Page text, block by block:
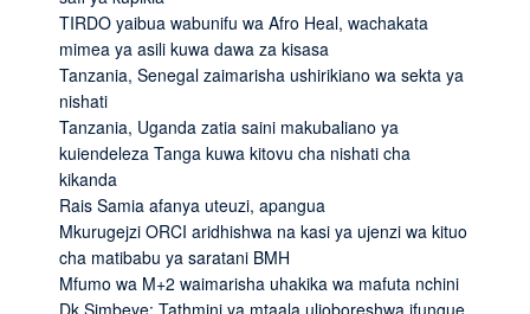
TIRDO yaibua wabunifu wa Afro Heal, wachakata
mimea ya asili kuwa dawa za kisasa
Tanzania, Senegal zaimarisha ushirikiano wa sekta ya
nishati
Tanzania, Uganda zatia saini makubaliano ya
kuiendeleza Tanga kuwa kitovu cha nishati cha
kikanda
Rais Samia afanya uteuzi, apangua
Mkurugejzi ORCI aridhishwa na kasi ya ujenzi wa kituo
cha matibabu ya saratani BMH
Mfumo wa M+2 waimarisha uhakika wa mafuta nchini
Dk Simbeye: Tathmini ya mtaala ulioboreshwa ifungue